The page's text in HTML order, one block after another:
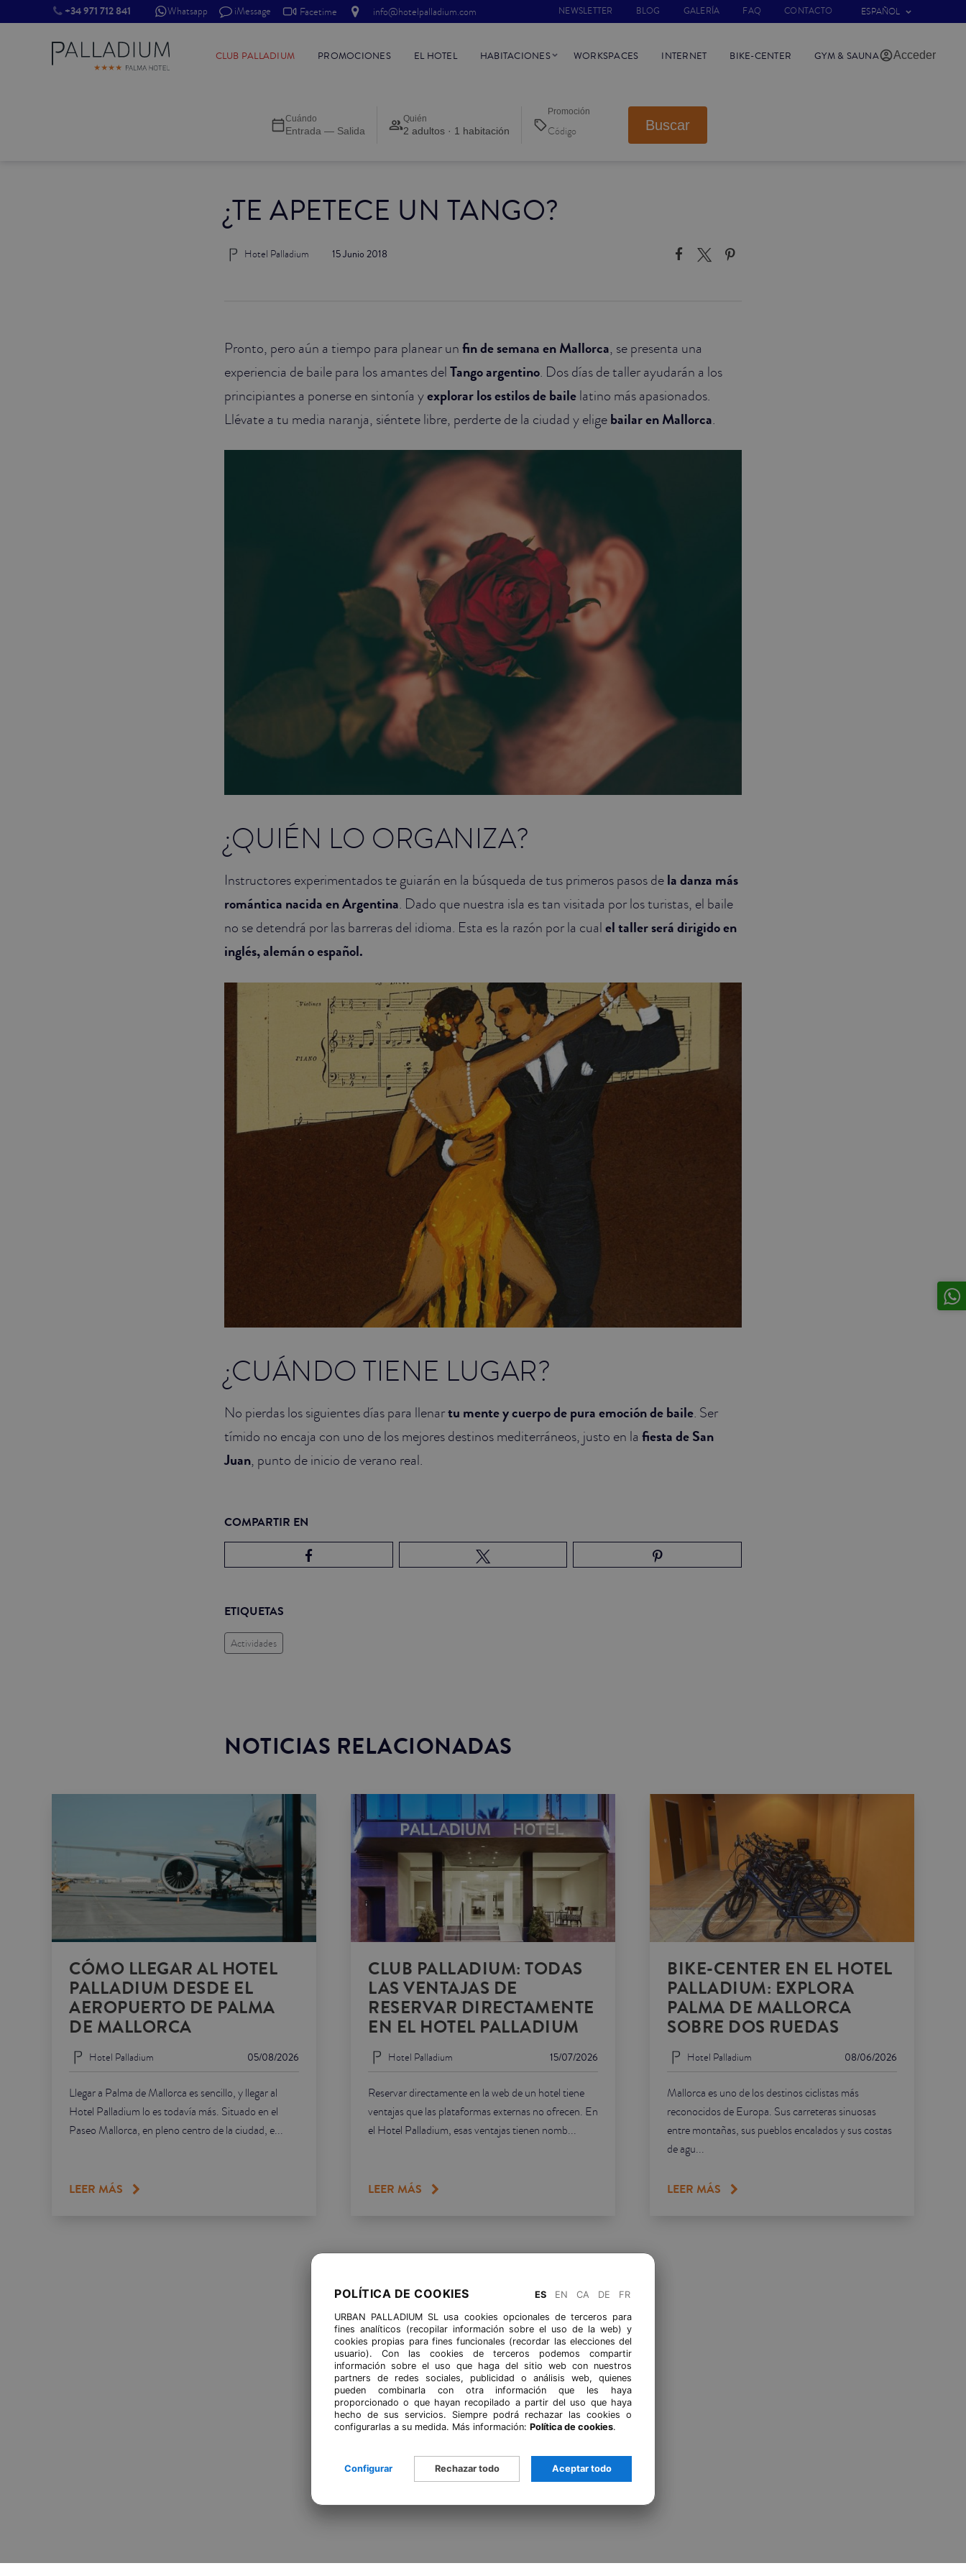
¿TE APETECE UN TANGO?
15 Junio 2018
Hotel Palladium
Pronto, pero aún a tiempo para planear unfin de semana en Mallorca, se presenta una
experiencia de baile para los amantes delTango argentino. Dos días de taller ayudarán a los
principiantes a ponerse en sintonía yexplorar los estilos de bailelatino más apasionados.
Llévate a tu media naranja, siéntete libre, perderte de la ciudad y eligebailar en Mallorca.
¿QUIÉN LO ORGANIZA?
Instructores experimentados te guiarán en la búsqueda de tus primeros pasos dela danza más
romántica nacida en Argentina. Dado que nuestra isla es tan visitada por los turistas, el baile
no se detendrá por las barreras del idioma. Esta es la razón por la cualel taller será dirigido en
inglés, alemán o español.
¿CUÁNDO TIENE LUGAR?
No pierdas los siguientes días para llenartu mente y cuerpo de pura emoción de baile. Ser
tímido no encaja con uno de los mejores destinos mediterráneos, justo en la fiesta de San
Juan, punto de inicio de verano real.
COMPARTIR EN
ETIQUETAS
Actividades
NOTICIAS RELACIONADAS
CÓMO LLEGAR AL HOTEL
PALLADIUM DESDE EL
AEROPUERTO DE PALMA
DE MALLORCA
05/08/2026
Hotel Palladium
Llegar a Palma de Mallorca es sencillo, y llegar al
Hotel Palladium lo es todavía más. Situado en el
Paseo Mallorca, en pleno centro de la ciudad, e...
LEER MÁS
CLUB PALLADIUM: TODAS
LAS VENTAJAS DE
RESERVAR DIRECTAMENTE
EN EL HOTEL PALLADIUM
15/07/2026
Hotel Palladium
Reservar directamente en la web de un hotel tiene
ventajas que las plataformas externas no ofrecen. En
el Hotel Palladium, esas ventajas tienen nomb...
LEER MÁS
BIKE-CENTER EN EL HOTEL
PALLADIUM: EXPLORA
PALMA DE MALLORCA
SOBRE DOS RUEDAS
08/06/2026
Hotel Palladium
Mallorca es uno de los destinos ciclistas más
reconocidos de Europa. Sus carreteras sinuosas
entre montañas, sus pueblos encalados y sus costas
de agu...
LEER MÁS
+34 971 712 841 Whatsapp iMessage Facetime info@hotelpalladium.com NEWSLETTER BLOG GALERÍA FAQ CONTACTO ESPAÑOL
CLUB PALLADIUM PROMOCIONES EL HOTEL HABITACIONES WORKSPACES INTERNET BIKE-CENTER GYM & SAUNA Acceder
Cuándo
Entrada — Salida
Quién
2 adultos · 1 habitación
Promoción
Buscar
ES EN CA DE FR
POLÍTICA DE COOKIES
URBAN PALLADIUM SL usa cookies opcionales de terceros para
fines analíticos (recopilar información sobre el uso de la web) y
cookies propias para fines funcionales (recordar las elecciones del
usuario). Con las cookies de terceros podemos compartir
información sobre el uso que haga del sitio web con nuestros
partners de redes sociales, publicidad o análisis web, quienes
pueden combinarla con otra información que les haya
proporcionado o que hayan recopilado a partir del uso que haya
hecho de sus servicios. Siempre podrá rechazar las cookies o
configurarlas a su medida. Más información: Política de cookies.
Configurar Rechazar todo Aceptar todo
INDIVIDUAL RED